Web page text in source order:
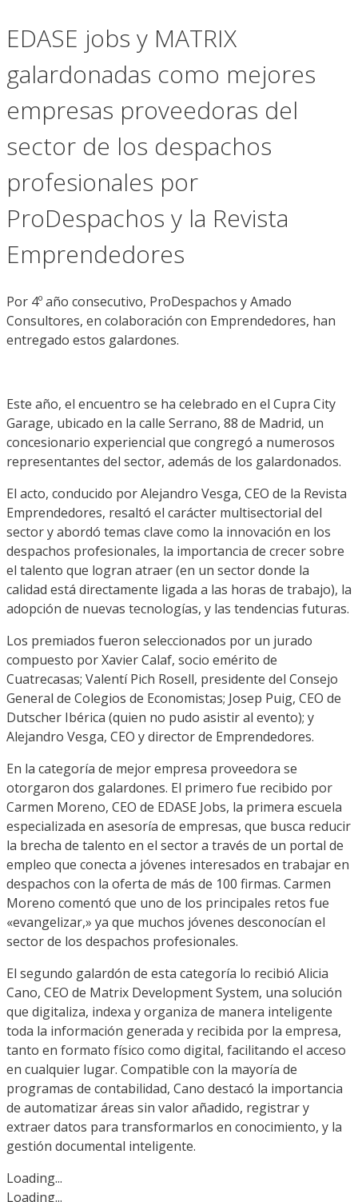
EDASE jobs y MATRIX
galardonadas como mejores
empresas proveedoras del
sector de los despachos
profesionales por
ProDespachos y la Revista
Emprendedores
Por 4º año consecutivo, ProDespachos y Amado
Consultores, en colaboración con Emprendedores, han
entregado estos galardones.
Este año, el encuentro se ha celebrado en el Cupra City
Garage, ubicado en la calle Serrano, 88 de Madrid, un
concesionario experiencial que congregó a numerosos
representantes del sector, además de los galardonados.
El acto, conducido por Alejandro Vesga, CEO de la Revista
Emprendedores, resaltó el carácter multisectorial del
sector y abordó temas clave como la innovación en los
despachos profesionales, la importancia de crecer sobre
el talento que logran atraer (en un sector donde la
calidad está directamente ligada a las horas de trabajo), la
adopción de nuevas tecnologías, y las tendencias futuras.
Los premiados fueron seleccionados por un jurado
compuesto por Xavier Calaf, socio emérito de
Cuatrecasas; Valentí Pich Rosell, presidente del Consejo
General de Colegios de Economistas; Josep Puig, CEO de
Dutscher Ibérica (quien no pudo asistir al evento); y
Alejandro Vesga, CEO y director de Emprendedores.
En la categoría de mejor empresa proveedora se
otorgaron dos galardones. El primero fue recibido por
Carmen Moreno, CEO de EDASE Jobs, la primera escuela
especializada en asesoría de empresas, que busca reducir
la brecha de talento en el sector a través de un portal de
empleo que conecta a jóvenes interesados en trabajar en
despachos con la oferta de más de 100 firmas. Carmen
Moreno comentó que uno de los principales retos fue
«evangelizar,» ya que muchos jóvenes desconocían el
sector de los despachos profesionales.
El segundo galardón de esta categoría lo recibió Alicia
Cano, CEO de Matrix Development System, una solución
que digitaliza, indexa y organiza de manera inteligente
toda la información generada y recibida por la empresa,
tanto en formato físico como digital, facilitando el acceso
en cualquier lugar. Compatible con la mayoría de
programas de contabilidad, Cano destacó la importancia
de automatizar áreas sin valor añadido, registrar y
extraer datos para transformarlos en conocimiento, y la
gestión documental inteligente.
Loading...
Loading...